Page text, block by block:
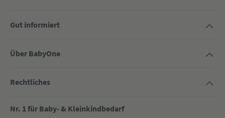
Gut informiert
Über BabyOne
Rechtliches
Nr. 1 für Baby- & Kleinkindbedarf